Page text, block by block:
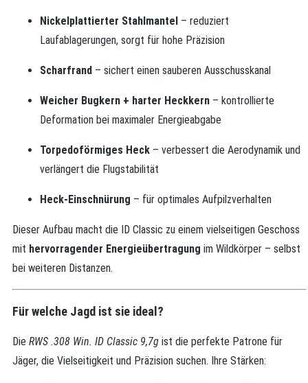
Nickelplattierter Stahlmantel – reduziert
Laufablagerungen, sorgt für hohe Präzision
Scharfrand – sichert einen sauberen Ausschusskanal
Weicher Bugkern + harter Heckkern – kontrollierte
Deformation bei maximaler Energieabgabe
Torpedoförmiges Heck – verbessert die Aerodynamik und
verlängert die Flugstabilität
Heck-Einschnürung – für optimales Aufpilzverhalten
Dieser Aufbau macht die ID Classic zu einem vielseitigen Geschoss
mit hervorragender Energieübertragung im Wildkörper – selbst
bei weiteren Distanzen.
Für welche Jagd ist sie ideal?
Die RWS .308 Win. ID Classic 9,7g ist die perfekte Patrone für
Jäger, die Vielseitigkeit und Präzision suchen. Ihre Stärken: